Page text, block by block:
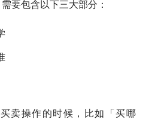
要包含以下三大部分：
卖操作的时候，比如「买哪